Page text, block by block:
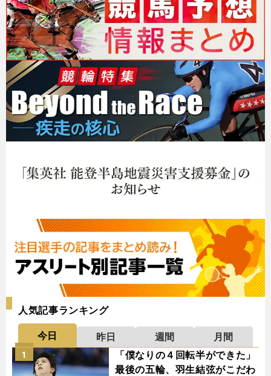
人気記事ランキング
今日 昨日 週間
月間
「僕なりの４回転半ができた」
最後の五輪、羽生結弦がこだわ
1